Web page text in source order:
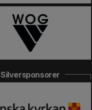
Silversponsorer